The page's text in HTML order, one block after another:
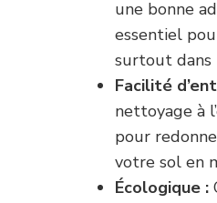
une bonne
essentiel
surtout dans
Facilité
nettoyage à
pour
votre sol en
Écologique :